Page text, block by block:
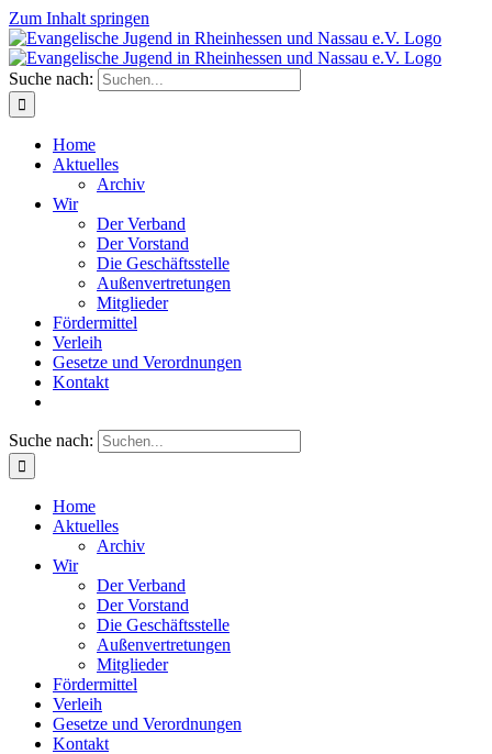
Zum Inhalt springen
Suche nach:
Home
Aktuelles
Archiv
Wir
Der Verband
Der Vorstand
Die Geschäftsstelle
Außenvertretungen
Mitglieder
Fördermittel
Verleih
Gesetze und Verordnungen
Kontakt
Suche nach:
Home
Aktuelles
Archiv
Wir
Der Verband
Der Vorstand
Die Geschäftsstelle
Außenvertretungen
Mitglieder
Fördermittel
Verleih
Gesetze und Verordnungen
Kontakt